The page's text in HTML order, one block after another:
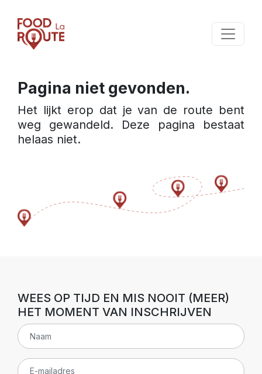
Pagina niet gevonden.
Het lijkt erop dat je van de route bent
weg gewandeld. Deze pagina bestaat
helaas niet.
WEES OP TIJD EN MIS NOOIT (MEER)
HET MOMENT VAN INSCHRIJVEN